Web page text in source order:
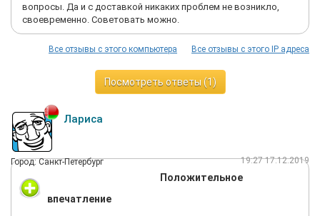
вопросы. Да и с доставкой никаких проблем не возникло,
своевременно. Советовать можно.
Все отзывы с этого IP адреса
Все отзывы с этого компьютера
Посмотреть ответы (1)
Лариса
Город: Санкт-Петербург 19:27 17.12.2019
Положительное
впечатление